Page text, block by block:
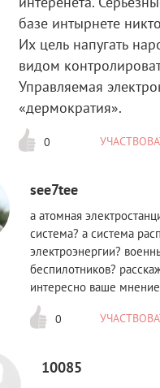
базе интырнете
Их цель напугать
видом
Управляемая
«дермократия».
0
see7tee
а атомная
система? а система
электроэнергии?
беспилотников?
интересно ваше
0
10085